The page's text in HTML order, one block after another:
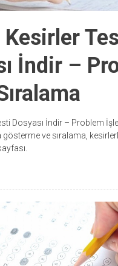
Kesirler
İndir –
Dosyası İndir – Problem
ve sıralama,